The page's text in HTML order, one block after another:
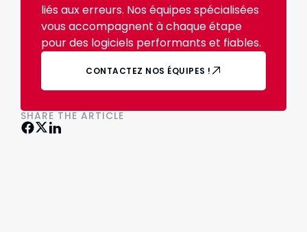
liés aux erreurs. Nos équipes spécialisées
vous accompagnent à chaque étape
pour des logiciels performants et fiables.
CONTACTEZ NOS ÉQUIPES !
SHARE THE ARTICLE